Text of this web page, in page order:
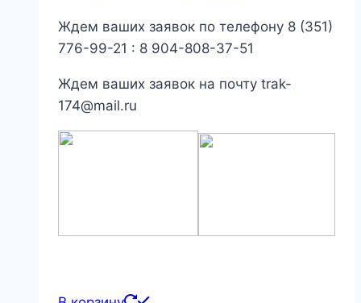
Ждем ваших заявок по телефону 8 (351)
776-99-21 : 8 904-808-37-51
Ждем ваших заявок на почту trak-
174@mail.ru